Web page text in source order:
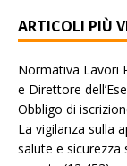
ARTICOLI PIÙ
Normativa Lavori
e Direttore
Obbligo di
La vigilanza sulla
salute e